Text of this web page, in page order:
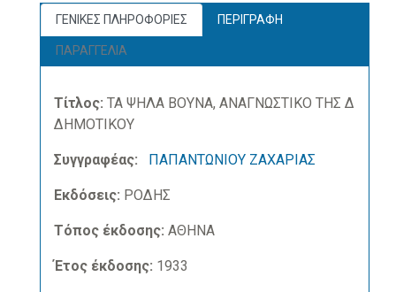
ΓΕΝΙΚΕΣ ΠΛΗΡΟΦΟΡΙΕΣ ΠΕΡΙΓΡΑΦΗ
ΠΑΡΑΓΓΕΛΙΑ
Τίτλος: ΤΑ ΨΗΛΑ ΒΟΥΝΑ, ΑΝΑΓΝΩΣΤΙΚΟ ΤΗΣ Δ
ΔΗΜΟΤΙΚΟΥ
Συγγραφέας: ΠΑΠΑΝΤΩΝΙΟΥ ΖΑΧΑΡΙΑΣ
Εκδόσεις: ΡΟΔΗΣ
Τόπος έκδοσης: ΑΘΗΝΑ
Έτος έκδοσης: 1933